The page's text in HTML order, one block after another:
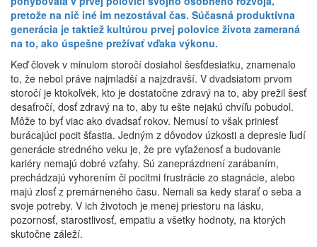
pretože na nič iné im nezostával čas. Súčasná produktívna
generácia je taktiež kultúrou prvej polovice života zameraná
na to, ako úspešne prežívať vďaka výkonu.
Keď človek v minulom storočí dosiahol šesťdesiatku, znamenalo
to, že nebol práve najmladší a najzdravší. V dvadsiatom prvom
storočí je ktokoľvek, kto je dostatočne zdravý na to, aby prežil šesť
desaťročí, dosť zdravý na to, aby tu ešte nejakú chvíľu pobudol.
Môže to byť viac ako dvadsať rokov. Nemusí to však priniesť
burácajúci pocit šťastia. Jedným z dôvodov úzkosti a depresie ľudí
generácie stredného veku je, že pre vyťaženosť a budovanie
kariéry nemajú dobré vzťahy. Sú zaneprázdnení zarábaním,
prechádzajú vyhorením či pocitmi frustrácie zo stagnácie, alebo
majú zlosť z premárneného času. Nemali sa kedy starať o seba a
svoje potreby. V ich životoch je menej priestoru na lásku,
pozornosť, starostlivosť, empatiu a všetky hodnoty, na ktorých
skutočne záleží.